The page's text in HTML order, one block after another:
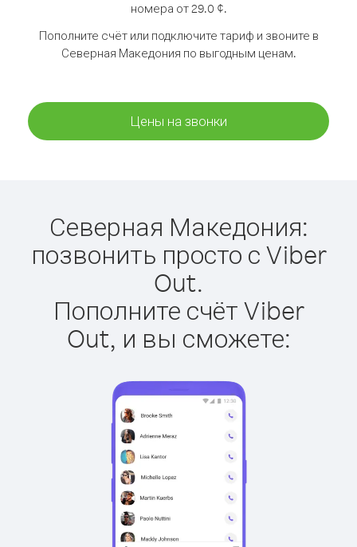
номера от 29.0 ¢.
Пополните счёт или подключите тариф и звоните в
Северная Македония по выгодным ценам.
Цены на звонки
Северная Македония:
позвонить просто с Viber
Out.
Пополните счёт Viber
Out, и вы сможете: